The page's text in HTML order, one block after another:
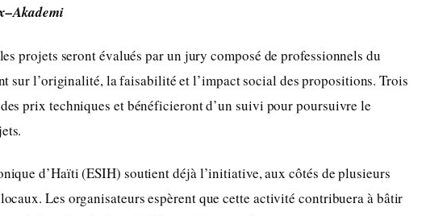
projets seront évalués par un jury composé de professionnels du
sur l’originalité, la faisabilité et l’impact social des propositions. Trois
prix techniques et bénéficieront d’un suivi pour poursuivre le
d’Haïti (ESIH) soutient déjà l’initiative, aux côtés de plusieurs
Les organisateurs espèrent que cette activité contribuera à bâtir